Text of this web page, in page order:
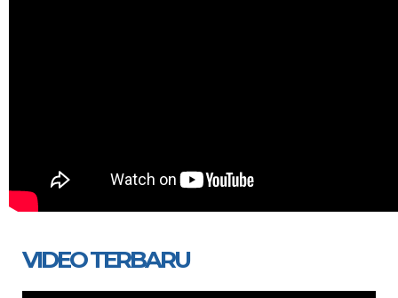
VIDEO TERBARU